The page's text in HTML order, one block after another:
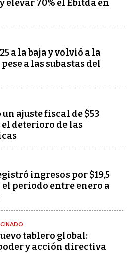
elevar 70% el Ebitda en
a la baja y volvió a la
a las subastas del
ajuste fiscal de $53
deterioro de las
ingresos por $19,5
periodo entre enero a
tablero global:
y acción directiva